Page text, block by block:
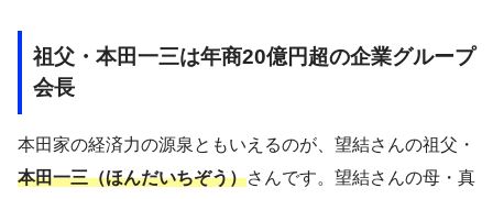
祖父・本田一三は年商20億円超の企業グループ
会長
本田家の経済力の源泉ともいえるのが、望結さんの祖父・
本田一三（ほんだいちぞう）さんです。望結さんの母・真